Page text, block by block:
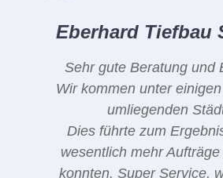
Eberhard Tiefbau
Sehr gute Beratung und
Wir kommen unter
umliegenden
Dies führte zum
wesentlich mehr
konnten. Super Service,